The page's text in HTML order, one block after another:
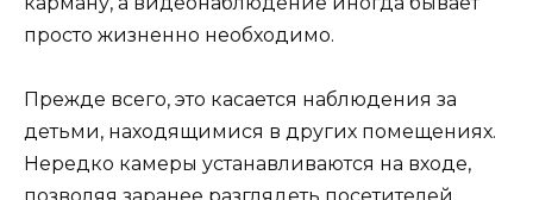
просто жизненно необходимо.
Прежде всего, это касается наблюдения за
детьми, находящимися в других помещениях.
Нередко камеры устанавливаются на входе,